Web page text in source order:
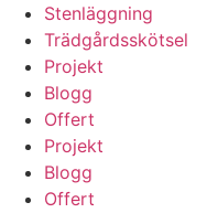
Stenläggning
Trädgårdsskötsel
Projekt
Blogg
Offert
Projekt
Blogg
Offert